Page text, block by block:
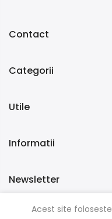
Contact
Categorii
Utile
Informatii
Newsletter
Acest site